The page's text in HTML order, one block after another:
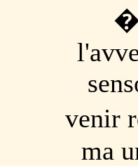
venir
ma